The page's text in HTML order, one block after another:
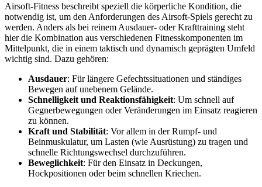
Airsoft-Fitness beschreibt speziell die körperliche Kondition, die
notwendig ist, um den Anforderungen des Airsoft-Spiels gerecht zu
werden. Anders als bei reinem Ausdauer- oder Krafttraining steht
hier die Kombination aus verschiedenen Fitnesskomponenten im
Mittelpunkt, die in einem taktisch und dynamisch geprägten Umfeld
wichtig sind. Dazu gehören:
Ausdauer: Für längere Gefechtssituationen und ständiges
Bewegen auf unebenem Gelände.
Schnelligkeit und Reaktionsfähigkeit: Um schnell auf
Gegnerbewegungen oder Veränderungen im Einsatz reagieren
zu können.
Kraft und Stabilität: Vor allem in der Rumpf- und
Beinmuskulatur, um Lasten (wie Ausrüstung) zu tragen und
schnelle Richtungswechsel durchzuführen.
Beweglichkeit: Für den Einsatz in Deckungen,
Hockpositionen oder beim schnellen Kriechen.